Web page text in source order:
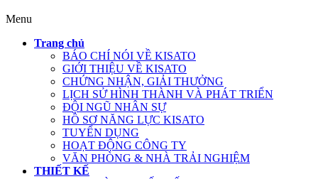
Menu
Trang chủ
BÁO CHÍ NÓI VỀ KISATO
GIỚI THIỆU VỀ KISATO
CHỨNG NHẬN, GIẢI THƯỞNG
LỊCH SỬ HÌNH THÀNH VÀ PHÁT TRIỂN
ĐỘI NGŨ NHÂN SỰ
HỒ SƠ NĂNG LỰC KISATO
TUYỂN DỤNG
HOẠT ĐỘNG CÔNG TY
VĂN PHÒNG & NHÀ TRẢI NGHIỆM
THIẾT KẾ